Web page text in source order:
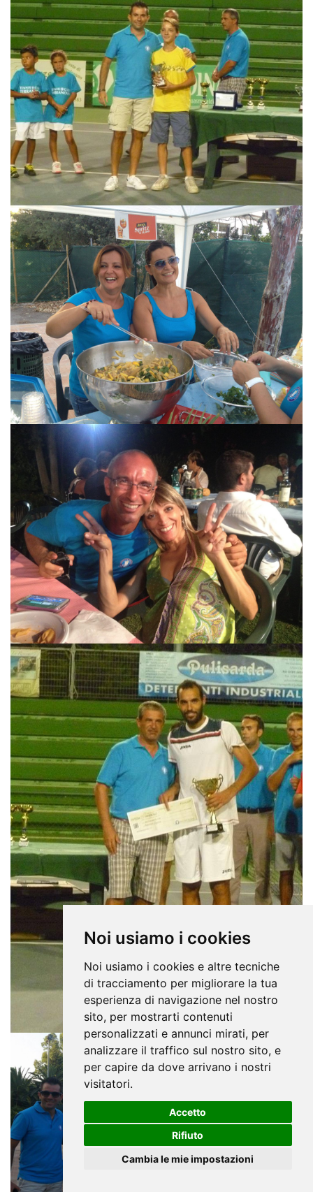
Noi usiamo i cookies
Noi usiamo i cookies e altre tecniche
di tracciamento per migliorare la tua
esperienza di navigazione nel nostro
sito, per mostrarti contenuti
personalizzati e annunci mirati, per
analizzare il traffico sul nostro sito, e
per capire da dove arrivano i nostri
visitatori.
Accetto
Rifiuto
Cambia le mie impostazioni